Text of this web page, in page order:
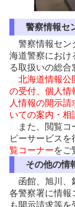
警察情報セ
警察情報セン
海道警察におけ
る取扱いの総合
北海道情報公
の受付、個人情
人情報の開示
いての案内・相
また、閲覧コ
ピーサービス
覧コーナーをご
その他の情
函館、旭川、
各警察署に情報
も開示請求等を